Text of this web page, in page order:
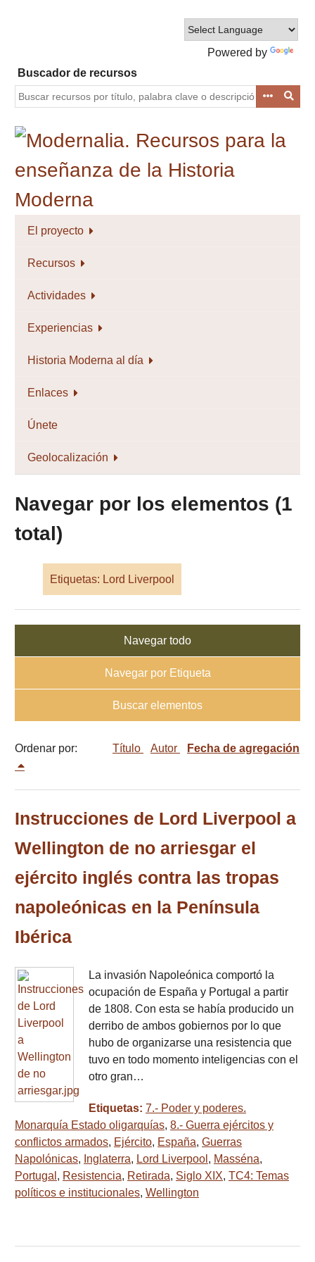
Powered by
Buscador de recursos
El proyecto
Recursos
Actividades
Experiencias
Historia Moderna al día
Enlaces
Únete
Geolocalización
Navegar por los elementos (1
total)
Etiquetas: Lord Liverpool
Navegar todo
Navegar por Etiqueta
Buscar elementos
Ordenar por: Título Autor Fecha de agregación
Instrucciones de Lord Liverpool a
Wellington de no arriesgar el
ejército inglés contra las tropas
napoleónicas en la Península
Ibérica
La invasión Napoleónica comportó la
ocupación de España y Portugal a partir
de 1808. Con esta se había producido un
derribo de ambos gobiernos por lo que
hubo de organizarse una resistencia que
tuvo en todo momento inteligencias con el
otro gran…
Etiquetas: 7.- Poder y poderes.
Monarquía Estado oligarquías, 8.- Guerra ejércitos y
conflictos armados, Ejército, España, Guerras
Napolónicas, Inglaterra, Lord Liverpool , Masséna,
Portugal , Resistencia, Retirada, Siglo XIX, TC4: Temas
políticos e institucionales, Wellington